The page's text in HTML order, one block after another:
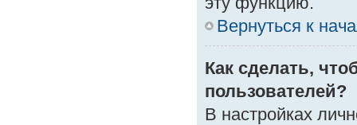
Вернуться к
Как сделать,
пользователей?
В настройках